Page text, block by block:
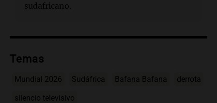
sudafricano.
Temas
Mundial 2026 Sudáfrica Bafana Bafana derrota
silencio televisivo